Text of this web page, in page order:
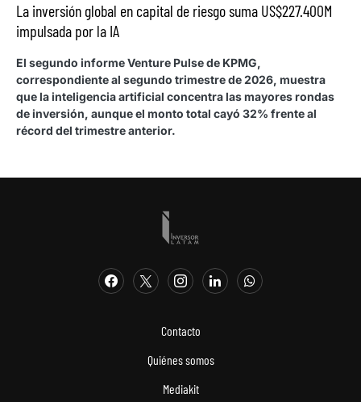
La inversión global en capital de riesgo suma US$227.400M
impulsada por la IA
El segundo informe Venture Pulse de KPMG,
correspondiente al segundo trimestre de 2026, muestra
que la inteligencia artificial concentra las mayores rondas
de inversión, aunque el monto total cayó 32% frente al
récord del trimestre anterior.
Contacto
Quiénes somos
Mediakit